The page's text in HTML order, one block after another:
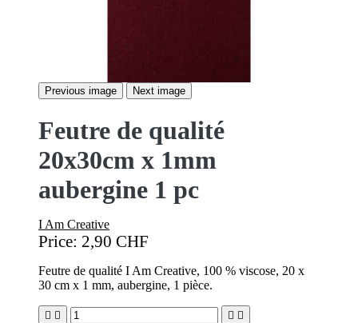
Previous image Next image
Feutre de qualité
20x30cm x 1mm
aubergine 1 pc
I Am Creative
Price: 2,90 CHF
Feutre de qualité I Am Creative, 100 % viscose, 20 x
30 cm x 1 mm, aubergine, 1 pièce.
   